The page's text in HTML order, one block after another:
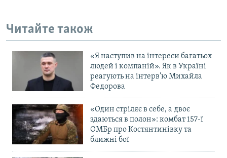
Читайте також
«Я наступив на інтереси багатьох
людей і компаній». Як в Україні
реагують на інтерв’ю Михайла
Федорова
«Один стріляє в себе, а двоє
здаються в полон»: комбат 157-ї
ОМБр про Костянтинівку та
ближні бої